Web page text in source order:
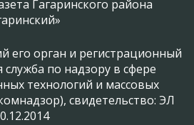
Гагаринского района
его орган и регистрационный
по надзору в сфере
технологий и массовых
свидетельство: ЭЛ